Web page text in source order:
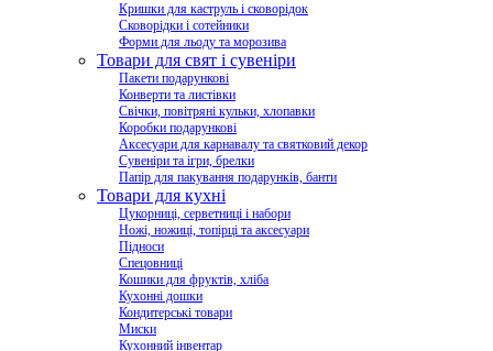
Кришки для каструль і сковорідок
Сковорідки і сотейники
Форми для льоду та морозива
Товари для свят і сувеніри
Пакети подарункові
Конверти та листівки
Свічки, повітряні кульки, хлопавки
Коробки подарункові
Аксесуари для карнавалу та святковий декор
Сувеніри та ігри, брелки
Папір для пакування подарунків, банти
Товари для кухні
Цукорниці, серветниці і набори
Ножі, ножиці, топірці та аксесуари
Підноси
Спецовниці
Кошики для фруктів, хліба
Кухонні дошки
Кондитерські товари
Миски
Кухонний інвентар